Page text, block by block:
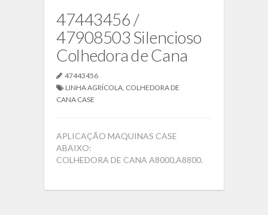
47443456 /
47908503 Silencioso
Colhedora de Cana
47443456
LINHA AGRÍCOLA COLHEDORA DE
CANA CASE
APLICAÇÃO MAQUINAS CASE
ABAIXO:
COLHEDORA DE CANA A8000,A8800.